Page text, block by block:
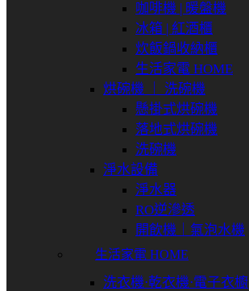
咖啡機 | 暖盤機
冰箱 | 紅酒櫃
炊飯鍋收納櫃
生活家電 HOME
烘碗機 ｜ 洗碗機
懸掛式烘碗機
落地式烘碗機
洗碗機
淨水設備
淨水器
RO逆滲透
開飲機｜氣泡水機
生活家電 HOME
洗衣機⋅乾衣機⋅電子衣櫥